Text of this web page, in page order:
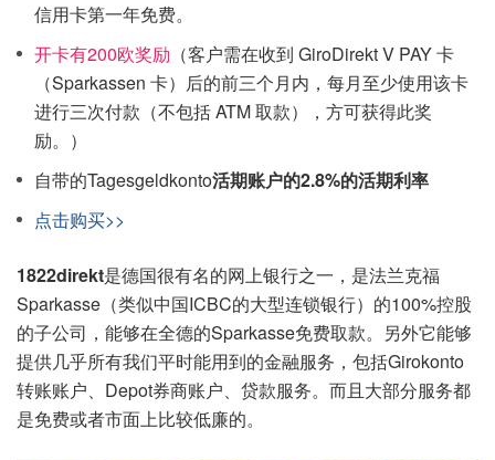
信用卡第一年免费。
开卡有200欧奖励 （客户需在收到 GiroDirekt V PAY 卡
（Sparkassen 卡）后的前三个月内，每月至少使用该卡
进行三次付款（不包括 ATM 取款），方可获得此奖
励。）
自带的Tagesgeldkonto活期账户的2.8%的活期利率
点击购买>>
1822direkt是德国很有名的网上银行之一，是法兰克福
Sparkasse（类似中国ICBC的大型连锁银行）的100%控股
的子公司，能够在全德的Sparkasse免费取款。另外它能够
提供几乎所有我们平时能用到的金融服务，包括Girokonto
转账账户、Depot券商账户、贷款服务。而且大部分服务都
是免费或者市面上比较低廉的。